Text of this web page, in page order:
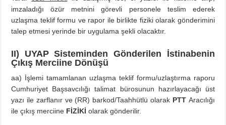
imzaladığı özür metnini görevli personele teslim ederek
uzlaşma teklif formu ve rapor ile birlikte fiziki olarak gönderimini
talep etmesi yerinde bir uygulama şekli olacaktır.
II) UYAP Sisteminden Gönderilen İstinabenin
Çıkış Merciine Dönüşü
aa) İşlemi tamamlanan uzlaşma teklif formu/uzlaştırma raporu
Cumhuriyet Başsavcılığı talimat bürosunun hazırlayacağı üst
yazı ile zarflanır ve (RR) barkod/Taahhütlü olarak PTTAracılığı
ile çıkış merciine FİZİKİ olarak gönderilir.